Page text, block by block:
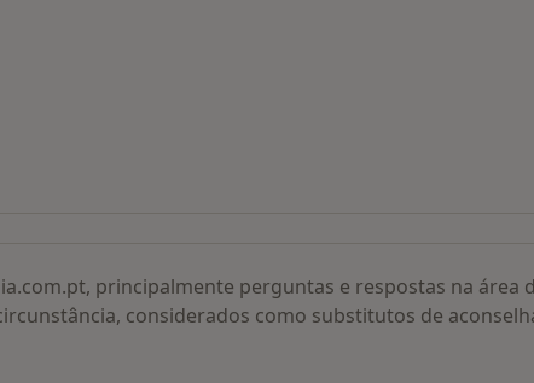
principalmente perguntas e respostas na área
considerados como substitutos de